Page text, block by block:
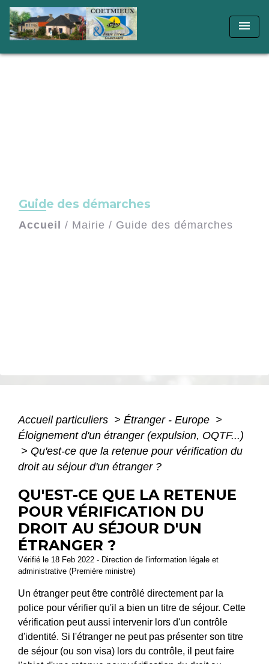
menu
Guide des démarches
Accueil / Mairie / Guide des démarches
Accueil particuliers > Étranger - Europe >
Éloignement d'un étranger (expulsion, OQTF...)
> Qu'est-ce que la retenue pour vérification du
droit au séjour d'un étranger ?
QU'EST-CE QUE LA RETENUE
POUR VÉRIFICATION DU
DROIT AU SÉJOUR D'UN
ÉTRANGER ?
Vérifié le 18 Feb 2022 - Direction de l'information légale et
administrative (Première ministre)
Un étranger peut être contrôlé directement par la
police pour vérifier qu'il a bien un titre de séjour. Cette
vérification peut aussi intervenir lors d'un contrôle
d'identité. Si l'étranger ne peut pas présenter son titre
de séjour (ou son visa) lors du contrôle, il peut faire